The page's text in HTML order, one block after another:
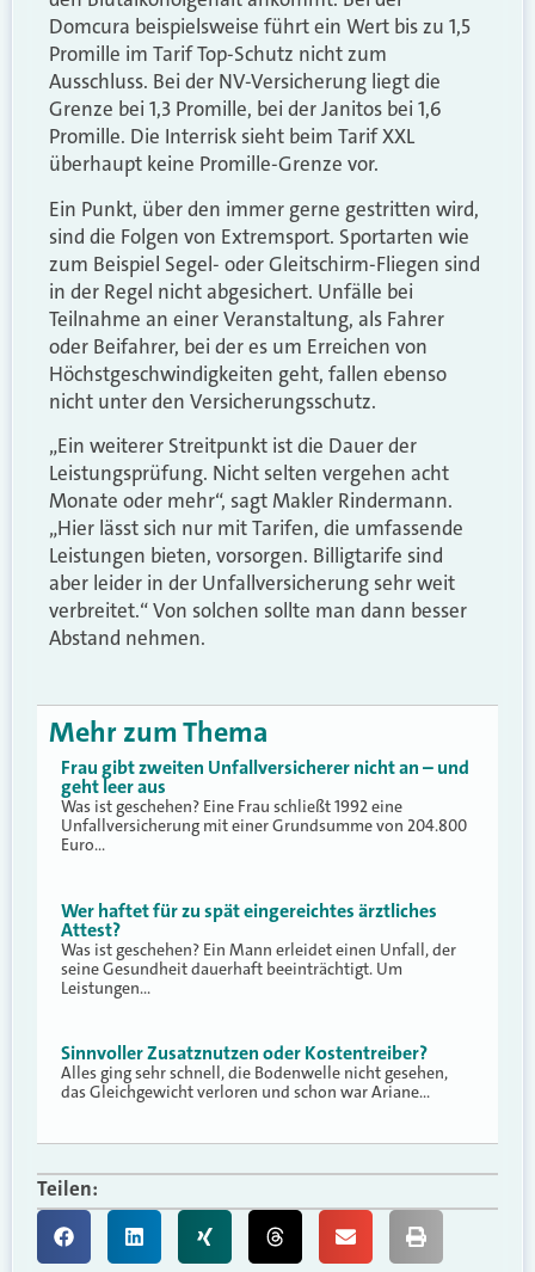
Domcura beispielsweise führt ein Wert bis zu 1,5
Promille im Tarif Top-Schutz nicht zum
Ausschluss. Bei der NV-Versicherung liegt die
Grenze bei 1,3 Promille, bei der Janitos bei 1,6
Promille. Die Interrisk sieht beim Tarif XXL
überhaupt keine Promille-Grenze vor.
Ein Punkt, über den immer gerne gestritten wird,
sind die Folgen von Extremsport. Sportarten wie
zum Beispiel Segel- oder Gleitschirm-Fliegen sind
in der Regel nicht abgesichert. Unfälle bei
Teilnahme an einer Veranstaltung, als Fahrer
oder Beifahrer, bei der es um Erreichen von
Höchstgeschwindigkeiten geht, fallen ebenso
nicht unter den Versicherungsschutz.
„Ein weiterer Streitpunkt ist die Dauer der
Leistungsprüfung. Nicht selten vergehen acht
Monate oder mehr“, sagt Makler Rindermann.
„Hier lässt sich nur mit Tarifen, die umfassende
Leistungen bieten, vorsorgen. Billigtarife sind
aber leider in der Unfallversicherung sehr weit
verbreitet.“ Von solchen sollte man dann besser
Abstand nehmen.
Mehr zum Thema
Frau gibt zweiten Unfallversicherer nicht an – und
geht leer aus
Was ist geschehen? Eine Frau schließt 1992 eine
Unfallversicherung mit einer Grundsumme von 204.800
Euro…
Wer haftet für zu spät eingereichtes ärztliches
Attest?
Was ist geschehen? Ein Mann erleidet einen Unfall, der
seine Gesundheit dauerhaft beeinträchtigt. Um
Leistungen…
Sinnvoller Zusatznutzen oder Kostentreiber?
Alles ging sehr schnell, die Bodenwelle nicht gesehen,
das Gleichgewicht verloren und schon war Ariane…
Teilen: